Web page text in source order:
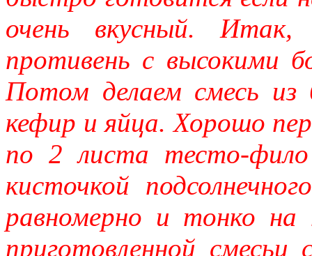
очень вкусный. Итак,
противень с высокими
Потом делаем смесь из
кефир и яйца. Хорошо
по 2 листа тесто-фило
кисточкой
равномерно и тонко
приготовленной смесьи